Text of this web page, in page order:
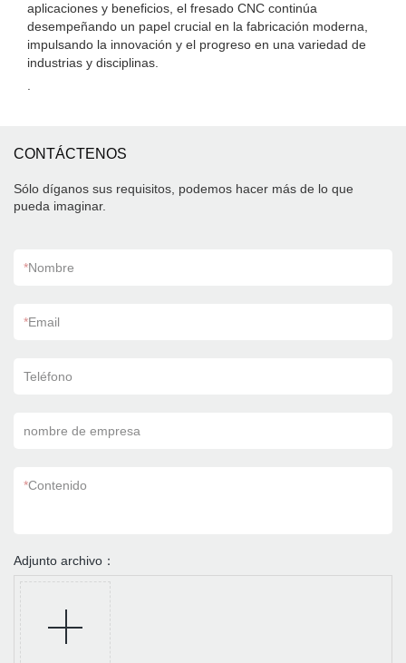
aplicaciones y beneficios, el fresado CNC continúa
desempeñando un papel crucial en la fabricación moderna,
impulsando la innovación y el progreso en una variedad de
industrias y disciplinas.
CONTÁCTENOS
Sólo díganos sus requisitos, podemos hacer más de lo que
pueda imaginar.
*Nombre
*Email
Teléfono
nombre de empresa
*Contenido
Adjunto archivo：